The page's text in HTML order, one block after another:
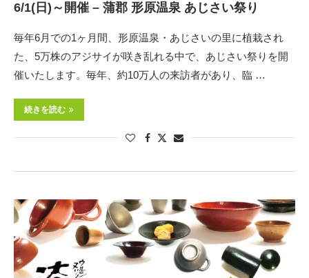
6/1(日)～開催 – 蒲郡 形原温泉 あじさい祭り
毎年6月での1ヶ月間、形原温泉・あじさいの里に植栽され
た、5万株のアジサイが咲き乱れる中で、あじさい祭りを開
催いたします。毎年、約10万人の来訪者があり、臨 …
続きを読む